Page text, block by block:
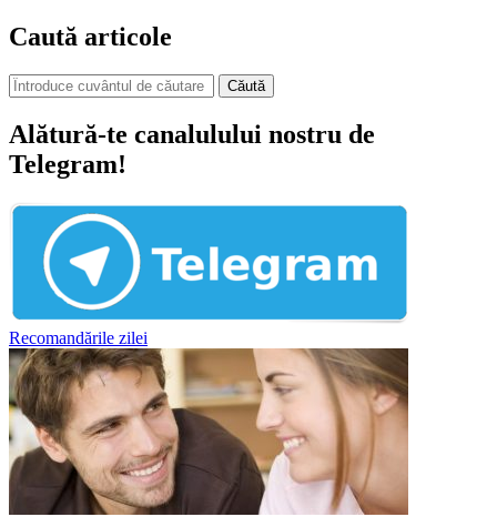
Caută articole
Căută
Alătură-te canalulului nostru de
Telegram!
Recomandările zilei